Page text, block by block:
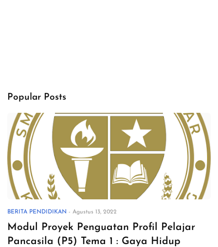
Popular Posts
BERITA PENDIDIKAN - Agustus 13, 2022
Modul Proyek Penguatan Profil Pelajar
Pancasila (P5) Tema 1 : Gaya Hidup